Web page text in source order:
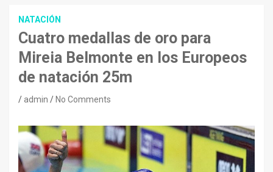
NATACIÓN
Cuatro medallas de oro para
Mireia Belmonte en los Europeos
de natación 25m
admin No Comments